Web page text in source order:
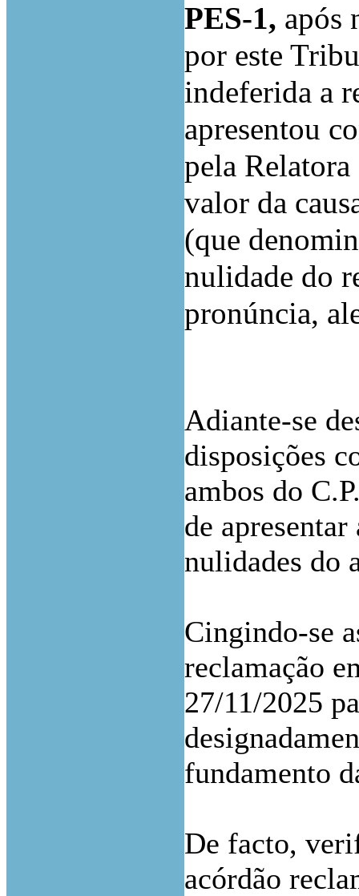
PES-1, após
por este
indeferida a
apresentou
pela
valor da
(que
nulidade do
pronúncia,
Adiante-se
disposições
ambos do
de
nulidades do
Cingindo-se
reclamação
27/11/2025
fundamento
De facto,
acórdão